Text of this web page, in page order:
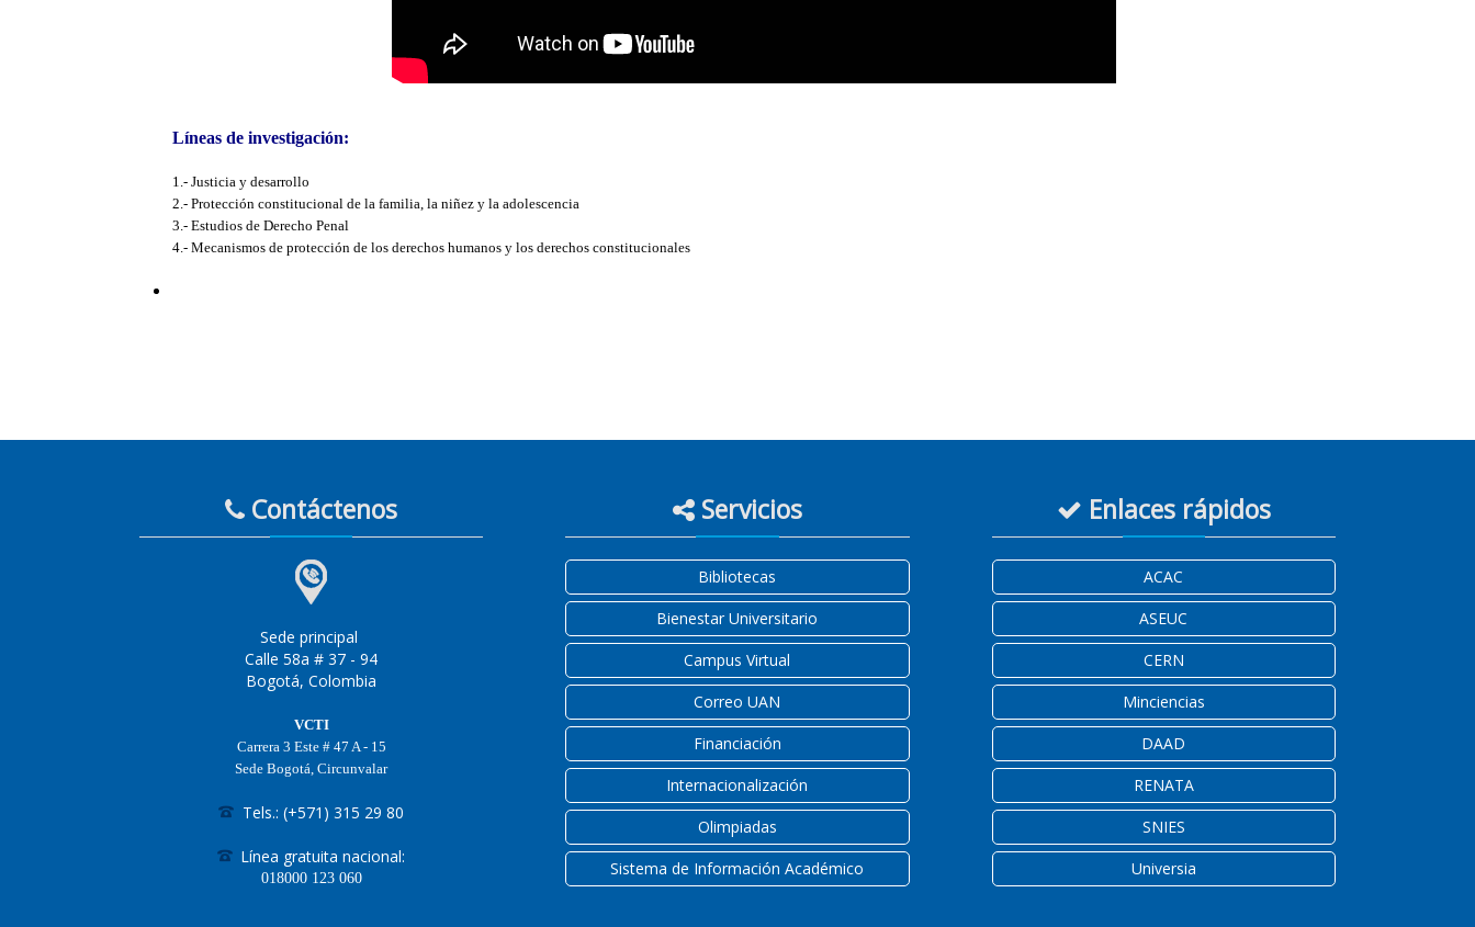
Líneas de investigación:
1.- Justicia y desarrollo
2.- Protección constitucional de la familia, la niñez y la adolescencia
3.- Estudios de Derecho Penal
4.- Mecanismos de protección de los derechos humanos y los derechos constitucionales
Contáctenos
Sede principal
Calle 58a # 37 - 94
Bogotá, Colombia
VCTI
Carrera 3 Este # 47 A - 15
Sede Bogotá, Circunvalar
Tels.: (+571) 315 29 80
Línea gratuita nacional:
018000 123 060
Servicios
Bibliotecas
Bienestar Universitario
Campus Virtual
Correo UAN
Financiación
Internacionalización
Olimpiadas
Sistema de Información Académico
Enlaces rápidos
ACAC
ASEUC
CERN
Minciencias
DAAD
RENATA
SNIES
Universia